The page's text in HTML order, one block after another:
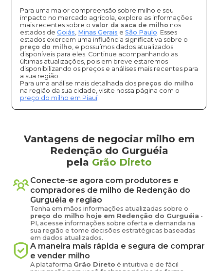
Para uma maior compreensão sobre milho e seu
impacto no mercado agrícola, explore as informações
mais recentes sobre o valor da saca de milho nos
estados de Goiás, Minas Gerais e São Paulo. Esses
estados exercem uma influência significativa sobre o
preço do milho, e possuímos dados atualizados
disponíveis para eles. Continue acompanhando as
últimas atualizações, pois em breve estaremos
disponibilizando os preços e análises mais recentes para
a sua região.
Para uma análise mais detalhada dos preços do milho
na região da sua cidade, visite nossa página com o
preço do milho em Piauí.
Vantagens de negociar milho em
Redenção do Gurguéia
pela Grão Direto
Conecte-se agora com produtores e
compradores de milho de Redenção do
Gurguéia e região
Tenha em mãos informações atualizadas sobre o
preço do milho hoje em Redenção do Gurguéia -
PI, acesse informações sobre oferta e demanda na
sua região e tome decisões estratégicas baseadas
em dados atualizados.
A maneira mais rápida e segura de comprar
e vender milho
A plataforma Grão Direto é intuitiva e de fácil